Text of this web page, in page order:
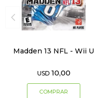
Madden 13 NFL - Wii U
USD 10,00